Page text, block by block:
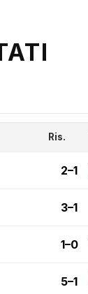
Ris.
2–1
3–1
1–0
5–1